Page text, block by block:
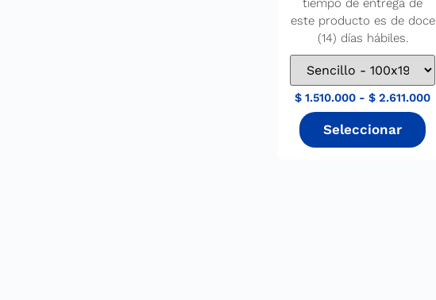
tiempo de entrega de
este producto es de doce
(14) días hábiles.
$ 1.510.000 - $ 2.611.000